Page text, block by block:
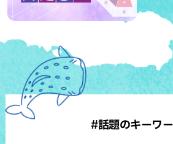
#話題のキーワ